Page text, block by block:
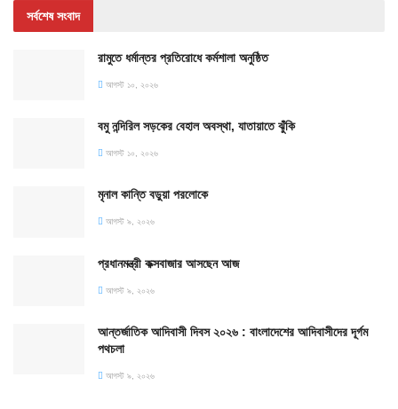
সর্বশেষ সংবাদ
রামুতে ধর্মান্তর প্রতিরোধে কর্মশালা অনুষ্ঠিত
আগস্ট ১০, ২০২৬
বমু নন্দিরিল সড়কের বেহাল অবস্থা, যাতায়াতে ঝুঁকি
আগস্ট ১০, ২০২৬
মৃনাল কান্তি বড়ুয়া পরলোকে
আগস্ট ৯, ২০২৬
প্রধানমন্ত্রী কক্সবাজার আসছেন আজ
আগস্ট ৯, ২০২৬
আন্তর্জাতিক আদিবাসী দিবস ২০২৬ : বাংলাদেশের আদিবাসীদের দূর্গম
পথচলা
আগস্ট ৯, ২০২৬